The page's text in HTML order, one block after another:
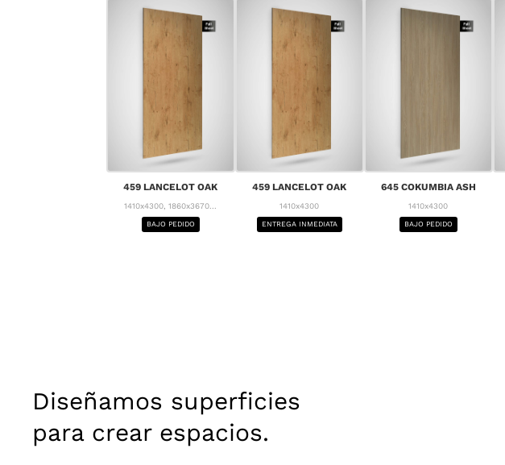
459 LANCELOT OAK
1410x4300, 1860x3670...
BAJO PEDIDO
459 LANCELOT OAK
1410x4300
ENTREGA INMEDIATA
645 COKUMBIA ASH
1410x4300
BAJO PEDIDO
Diseñamos superficies
para crear espacios.